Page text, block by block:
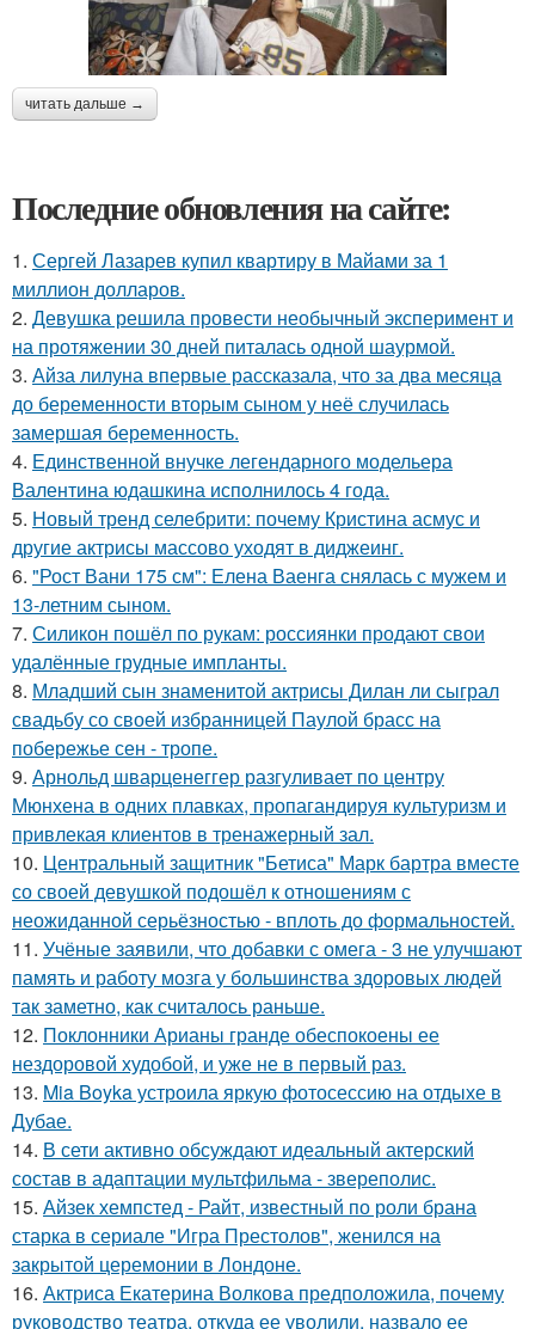
читать дальше →
Последние обновления на сайте:
1. Сергей Лазарев купил квартиру в Майами за 1
миллион долларов.
2. Девушка решила провести необычный эксперимент и
на протяжении 30 дней питалась одной шаурмой.
3. Айза лилуна впервые рассказала, что за два месяца
до беременности вторым сыном у неё случилась
замершая беременность.
4. Единственной внучке легендарного модельера
Валентина юдашкина исполнилось 4 года.
5. Новый тренд селебрити: почему Кристина асмус и
другие актрисы массово уходят в диджеинг.
6. "Рост Вани 175 см": Елена Ваенга снялась с мужем и
13-летним сыном.
7. Силикон пошёл по рукам: россиянки продают свои
удалённые грудные импланты.
8. Младший сын знаменитой актрисы Дилан ли сыграл
свадьбу со своей избранницей Паулой брасс на
побережье сен - тропе.
9. Арнольд шварценеггер разгуливает по центру
Мюнхена в одних плавках, пропагандируя культуризм и
привлекая клиентов в тренажерный зал.
10. Центральный защитник "Бетиса" Марк бартра вместе
со своей девушкой подошёл к отношениям с
неожиданной серьёзностью - вплоть до формальностей.
11. Учёные заявили, что добавки с омега - 3 не улучшают
память и работу мозга у большинства здоровых людей
так заметно, как считалось раньше.
12. Поклонники Арианы гранде обеспокоены ее
нездоровой худобой, и уже не в первый раз.
13. Mia Boyka устроила яркую фотосессию на отдыхе в
Дубае.
14. В сети активно обсуждают идеальный актерский
состав в адаптации мультфильма - звереполис.
15. Айзек хемпстед - Райт, известный по роли брана
старка в сериале "Игра Престолов", женился на
закрытой церемонии в Лондоне.
16. Актриса Екатерина Волкова предположила, почему
руководство театра, откуда ее уволили, назвало ее